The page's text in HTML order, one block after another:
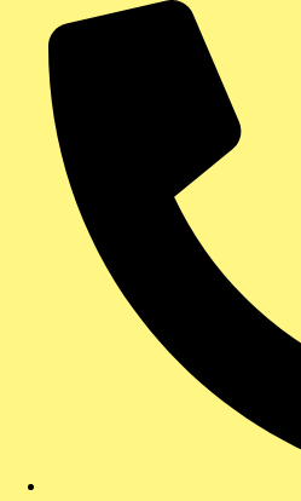
contenu